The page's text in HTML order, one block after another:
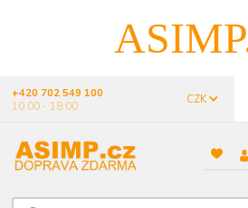
CZK
+420 702 549 100
10:00 - 18:00